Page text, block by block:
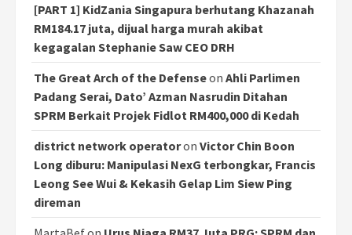
[PART 1] KidZania Singapura berhutang Khazanah
RM184.17 juta, dijual harga murah akibat
kegagalan Stephanie Saw CEO DRH
The Great Arch of the Defenseon Ahli Parlimen
Padang Serai, Dato’ Azman Nasrudin Ditahan
SPRM Berkait Projek Fidlot RM400,000 di Kedah
district network operatoron Victor Chin Boon
Long diburu: Manipulasi NexG terbongkar, Francis
Leong See Wui & Kekasih Gelap Lim Siew Ping
direman